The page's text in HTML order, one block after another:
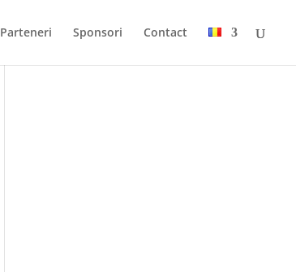
Parteneri Sponsori Contact